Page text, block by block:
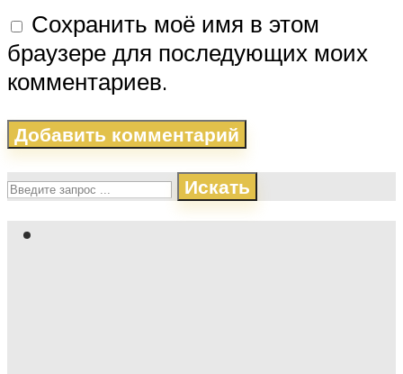
Сохранить моё имя в этом
браузере для последующих моих
комментариев.
Искать